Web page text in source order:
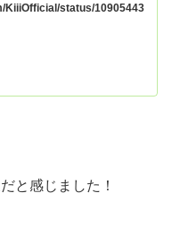
KiiiOfficial/status/10905443
と感じました！